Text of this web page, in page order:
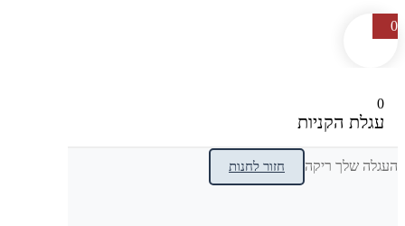
0
0
עגלת הקניות
העגלה שלך ריקה חזור לחנות